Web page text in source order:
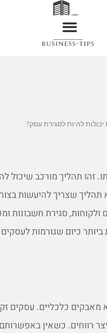
יכולות להיות לסגירת עסק?
זהו תהליך מורכב שיכול
שצריך להיעשות
סגירת חשבונות
כיום שגורמות
מאבקים כלכליים. עסקים
רווחים. כשאין